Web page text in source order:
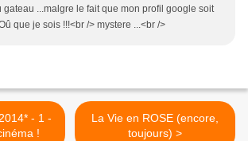
gateau ...malgre le fait que mon profil google soit
que je sois !!!<br /> mystere ...<br />
!
La Vie en ROSE (encore,
toujours) >